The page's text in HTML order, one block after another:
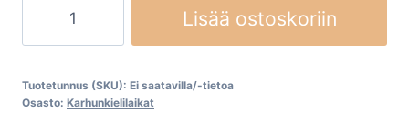
125x20mm
Lisää ostoskoriin
Tuotetunnus (SKU): Ei saatavilla/-tietoa
Osasto: Karhunkielilaikat